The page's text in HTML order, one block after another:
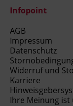
Infopoint
AGB
Impressum
Datenschutz
Widerruf und
Karriere
Ihre Meinung ist